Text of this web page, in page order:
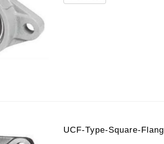
UCF-Type-Square-